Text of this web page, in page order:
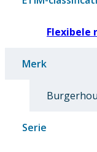
Flexibele
Merk
Serie